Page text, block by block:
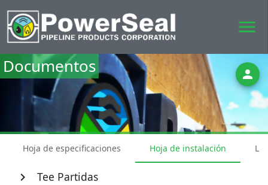
menu
person
Documentos
Hoja de especificaciones Hoja de instalación
chevron_right Tee Partidas